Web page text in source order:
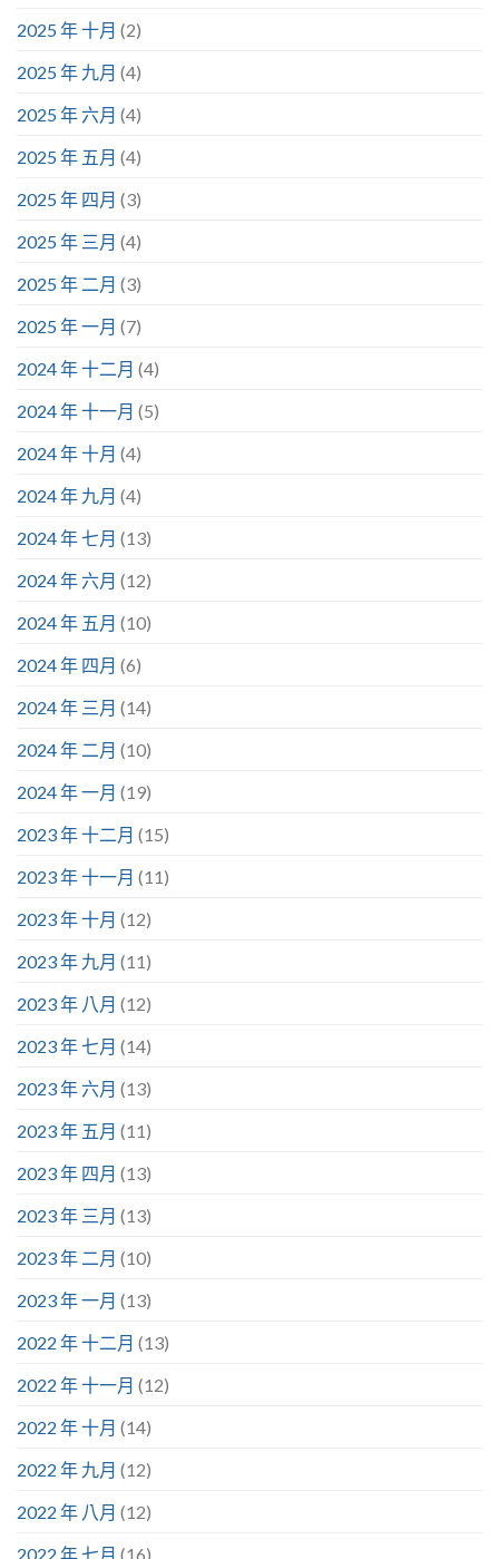
2025 年 十月 (2)
2025 年 九月 (4)
2025 年 六月 (4)
2025 年 五月 (4)
2025 年 四月 (3)
2025 年 三月 (4)
2025 年 二月 (3)
2025 年 一月 (7)
2024 年 十二月 (4)
2024 年 十一月 (5)
2024 年 十月 (4)
2024 年 九月 (4)
2024 年 七月 (13)
2024 年 六月 (12)
2024 年 五月 (10)
2024 年 四月 (6)
2024 年 三月 (14)
2024 年 二月 (10)
2024 年 一月 (19)
2023 年 十二月 (15)
2023 年 十一月 (11)
2023 年 十月 (12)
2023 年 九月 (11)
2023 年 八月 (12)
2023 年 七月 (14)
2023 年 六月 (13)
2023 年 五月 (11)
2023 年 四月 (13)
2023 年 三月 (13)
2023 年 二月 (10)
2023 年 一月 (13)
2022 年 十二月 (13)
2022 年 十一月 (12)
2022 年 十月 (14)
2022 年 九月 (12)
2022 年 八月 (12)
2022 年 七月 (16)